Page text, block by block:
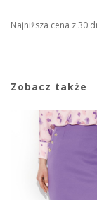
Najniższa cena z 30
Zobacz także